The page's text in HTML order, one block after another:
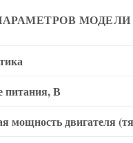
МОДЕЛИ
питания, В
мощность двигателя